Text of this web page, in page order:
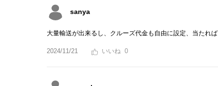
sanya
大量輸送が出来るし、クルーズ代金も自由に設定、当たれ
2024/11/21 0